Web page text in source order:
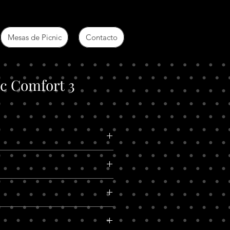
Mesas de Picnic Contacto
Comfort 3
80 cm; Ancho: 200 cm.
perforada Cal.14 y tubo de 2